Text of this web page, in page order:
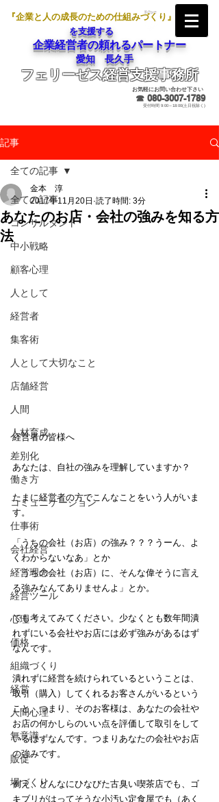
『企業と人の成長のための仕組みづくり』
を支援する
企業経営者の頼れるパートナー
愛知 長久手
フェリーゼス経営支援事務所
お気軽にお問い合わせ下さい
☎ 080-3007-1789
受付時間 9:00～18:00(土日祝除く)
記事
全ての記事
コンサルタント
中小戦略
顧客心理
人として
経営者
集客術
人として大切なこと
店舗経営
人間
人材育成
差別化
働き方
コミュニケーション
仕事術
会社経営
経営理念
経営ツール
心理
価格
組織づくり
経営
人間心理
無意識
販促
場づくり
全ての記事
あなたのお店・会社の強みを知る方
法
金本 淳
2017年11月20日 読了時間: 3分
経営者の皆様へ
あなたは、自社の強みを理解していますか？
たまに経営者の方でこんなことをいう人がいま
す。
「うちの会社（お店）の強み？？？うーん、よ
くわからないなあ」とか
「うちの会社（お店）に、そんな偉そうに言え
る強みなんてありませんよ」とか。
でも考えてみてください。少なくとも数年間潰
れずにいる会社やお店には必ず強みがあるはず
なんです。
潰れずに経営を続けられているということは、
取引（購入）してくれるお客さんがいるという
こと。つまり、そのお客様は、あなたの会社や
お店の何かしらのいい点を評価して取引をして
いるはずなんです。つまりあなたの会社やお店
の強みです。
例え、どんなにひなびた古臭い喫茶店でも、ゴ
キブリがはってそうな小汚い定食屋でも（あく